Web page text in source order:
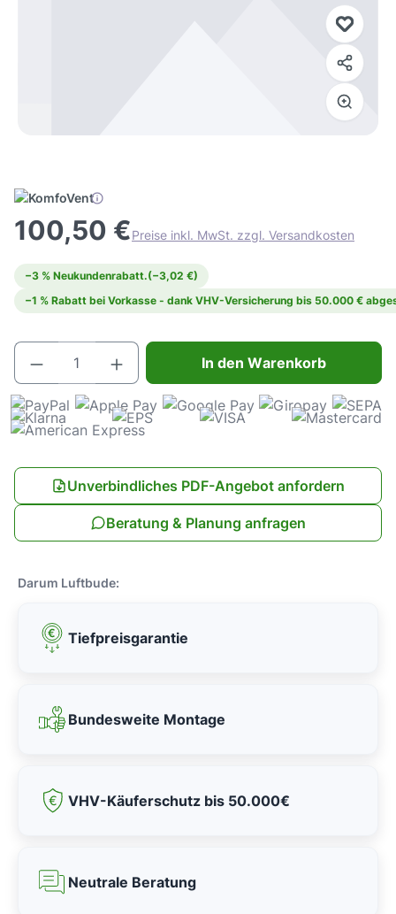
100,50 €Preise inkl. MwSt. zzgl. Versandkosten
−3 % Neukundenrabatt.(−3,02 €)
−1 % Rabatt bei Vorkasse - dank VHV-Versicherung bis 50.000 €
Produkt Anzahl: Gib den gewünschten
In den Warenkorb
Unverbindliches PDF-Angebot anfordern
Beratung & Planung anfragen
Darum Luftbude:
Tiefpreisgarantie
Bundesweite Montage
VHV-Käuferschutz bis 50.000€
Neutrale Beratung